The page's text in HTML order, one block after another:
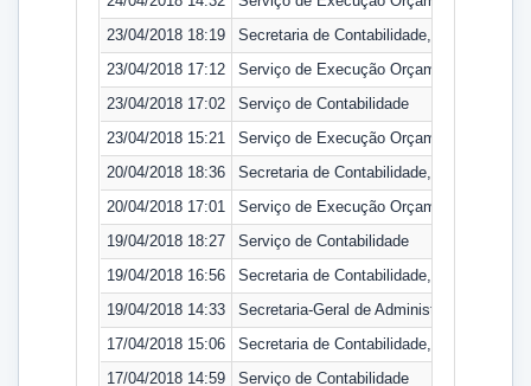
23/04/2018 18:19
Secretaria de Contabilidade, Orçamento e
23/04/2018 17:12
Serviço de Execução Orçamentária
23/04/2018 17:02
Serviço de Contabilidade
23/04/2018 15:21
Serviço de Execução Orçamentária
20/04/2018 18:36
Secretaria de Contabilidade, Orçamento e
20/04/2018 17:01
Serviço de Execução Orçamentária
19/04/2018 18:27
Serviço de Contabilidade
19/04/2018 16:56
Secretaria de Contabilidade, Orçamento e
19/04/2018 14:33
Secretaria-Geral de Administração
17/04/2018 15:06
Secretaria de Contabilidade, Orçamento e
17/04/2018 14:59
Serviço de Contabilidade